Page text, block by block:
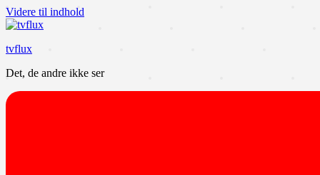
Videre til indhold
tvflux
Det, de andre ikke ser